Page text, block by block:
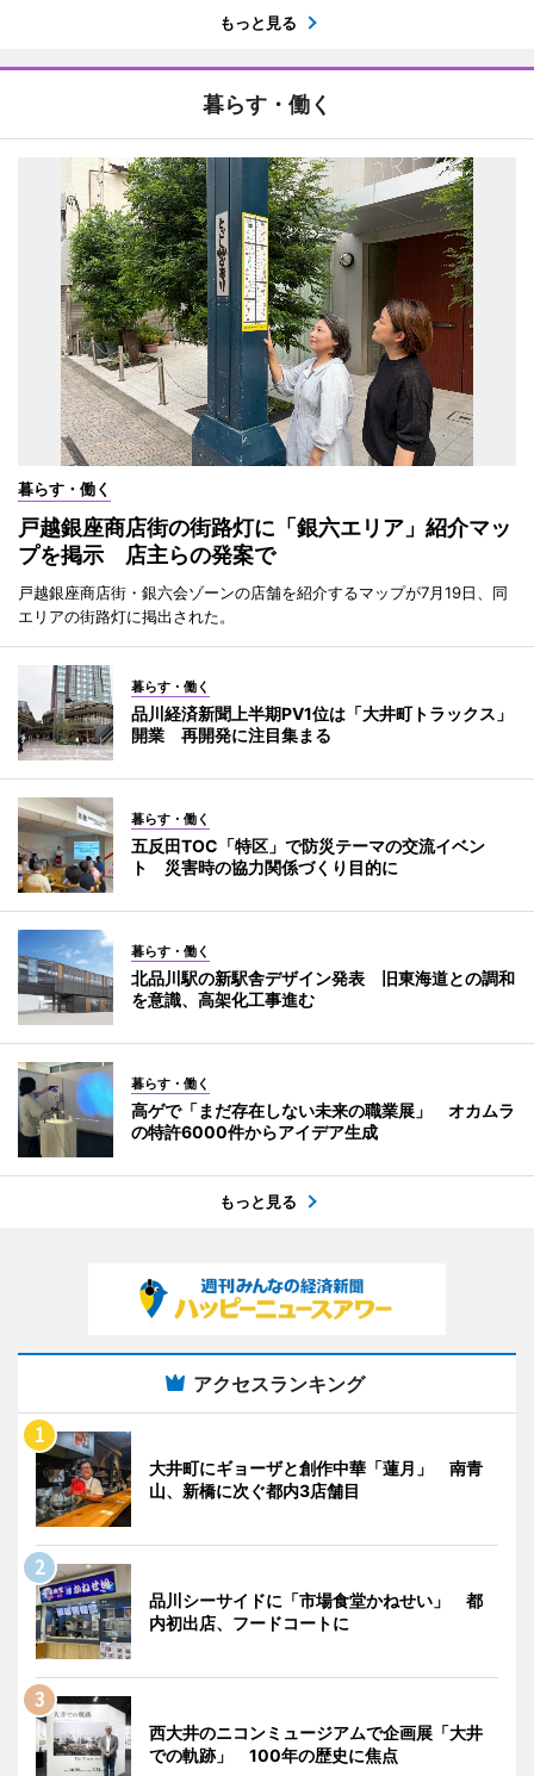
もっと見る
暮らす・働く
暮らす・働く
戸越銀座商店街の街路灯に「銀六エリア」紹介マッ
プを掲示 店主らの発案で
戸越銀座商店街・銀六会ゾーンの店舗を紹介するマップが7月19日、同
エリアの街路灯に掲出された。
暮らす・働く
品川経済新聞上半期PV1位は「大井町トラックス」
開業 再開発に注目集まる
暮らす・働く
五反田TOC「特区」で防災テーマの交流イベン
ト 災害時の協力関係づくり目的に
暮らす・働く
北品川駅の新駅舎デザイン発表 旧東海道との調和
を意識、高架化工事進む
暮らす・働く
高ゲで「まだ存在しない未来の職業展」 オカムラ
の特許6000件からアイデア生成
もっと見る
アクセスランキング
大井町にギョーザと創作中華「蓮月」 南青
山、新橋に次ぐ都内3店舗目
品川シーサイドに「市場食堂かねせい」 都
内初出店、フードコートに
西大井のニコンミュージアムで企画展「大井
での軌跡」 100年の歴史に焦点